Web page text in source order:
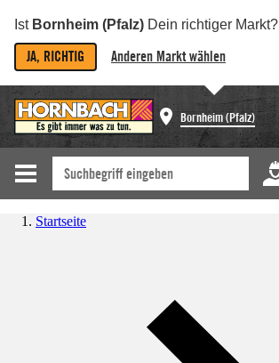
Ist Bornheim (Pfalz) Dein richtiger Markt?
JA, RICHTIG Anderen Markt wählen
Bornheim (Pfalz)
Startseite